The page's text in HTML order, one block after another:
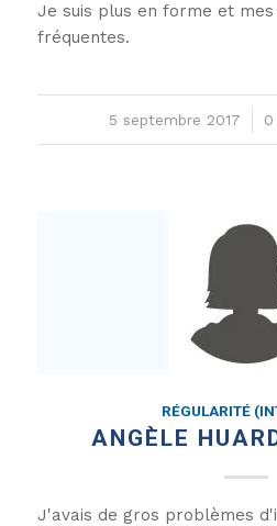
Je suis plus en forme et
fréquentes.
5 septembre 2017
/ 0
RÉGULARITÉ
ANGÈLE
J'avais de gros problèmes